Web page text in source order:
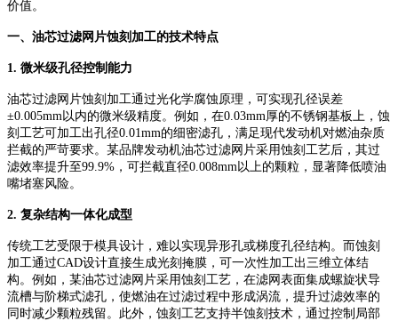
价值。
一、油芯过滤网片蚀刻加工的技术特点
1. 微米级孔径控制能力
油芯过滤网片蚀刻加工通过光化学腐蚀原理，可实现孔径误差
±0.005mm以内的微米级精度。例如，在0.03mm厚的不锈钢基板上，蚀
刻工艺可加工出孔径0.01mm的细密滤孔，满足现代发动机对燃油杂质
拦截的严苛要求。某品牌发动机油芯过滤网片采用蚀刻工艺后，其过
滤效率提升至99.9%，可拦截直径0.008mm以上的颗粒，显著降低喷油
嘴堵塞风险。
2. 复杂结构一体化成型
传统工艺受限于模具设计，难以实现异形孔或梯度孔径结构。而蚀刻
加工通过CAD设计直接生成光刻掩膜，可一次性加工出三维立体结
构。例如，某油芯过滤网片采用蚀刻工艺，在滤网表面集成螺旋状导
流槽与阶梯式滤孔，使燃油在过滤过程中形成涡流，提升过滤效率的
同时减少颗粒残留。此外，蚀刻工艺支持半蚀刻技术，通过控制局部